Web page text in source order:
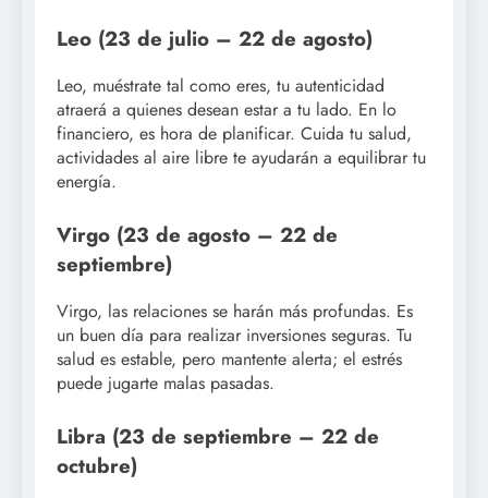
Leo (23 de julio – 22 de agosto)
Leo, muéstrate tal como eres, tu autenticidad
atraerá a quienes desean estar a tu lado. En lo
financiero, es hora de planificar. Cuida tu salud,
actividades al aire libre te ayudarán a equilibrar tu
energía.
Virgo (23 de agosto – 22 de
septiembre)
Virgo, las relaciones se harán más profundas. Es
un buen día para realizar inversiones seguras. Tu
salud es estable, pero mantente alerta; el estrés
puede jugarte malas pasadas.
Libra (23 de septiembre – 22 de
octubre)